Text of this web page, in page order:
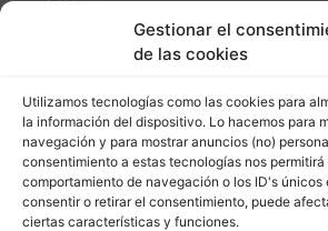
Gestionar el
de las cookies
Utilizamos tecnologías como las cookies para
la información del dispositivo. Lo hacemos para
navegación y para mostrar anuncios (no)
consentimiento a estas tecnologías nos
comportamiento de navegación o los ID's únicos
consentir o retirar el consentimiento, puede
ciertas características y funciones.
liario
en
Perú
para
Aume